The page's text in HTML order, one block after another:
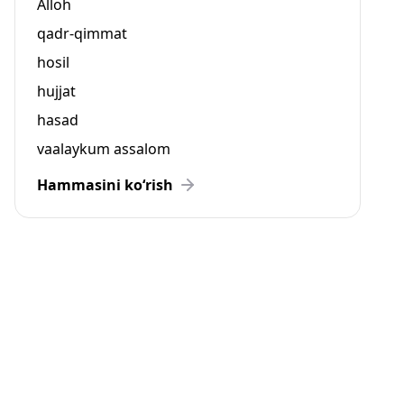
Alloh
qadr-qimmat
hosil
hujjat
hasad
vaalaykum assalom
Hammasini ko‘rish